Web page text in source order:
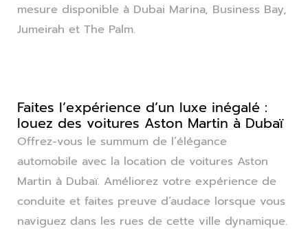
mesure disponible à Dubai Marina, Business Bay,
Jumeirah et The Palm.
Faites l’expérience d’un luxe inégalé :
louez des voitures Aston Martin à Dubaï
Offrez-vous le summum de l’élégance
automobile avec la location de voitures Aston
Martin à Dubaï. Améliorez votre expérience de
conduite et faites preuve d’audace lorsque vous
naviguez dans les rues de cette ville dynamique.